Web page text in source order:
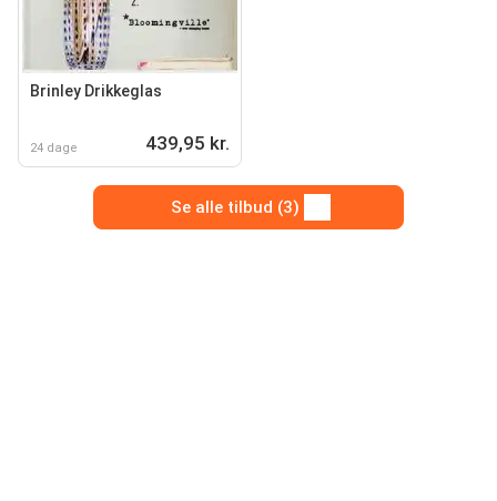
Brinley Drikkeglas
24 dage 439,95 kr.
Se alle tilbud (3)